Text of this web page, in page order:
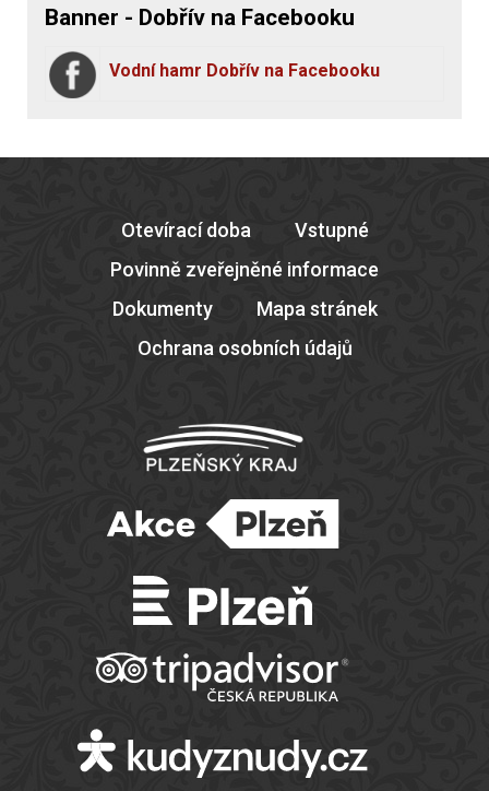
Banner - Dobřív na Facebooku
Vodní hamr Dobřív na Facebooku
Otevírací doba
Vstupné
Povinně zveřejněné informace
Dokumenty
Mapa stránek
Ochrana osobních údajů